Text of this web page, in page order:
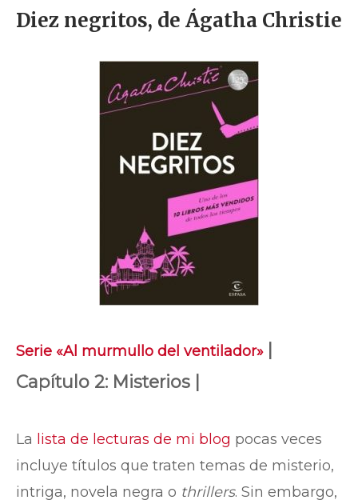
Diez negritos, de Ágatha Christie
Serie «Al murmullo del ventilador»
Capítulo 2: Misterios |
La lista de lecturas de mi blog pocas veces
incluye títulos que traten temas de misterio,
intriga, novela negra o thrillers. Sin embargo,